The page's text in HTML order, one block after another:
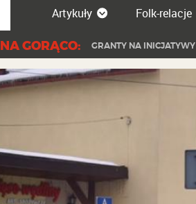
Artykuły Folk-relacje
NA GORĄCO: GRANTY NA INICJATYWY